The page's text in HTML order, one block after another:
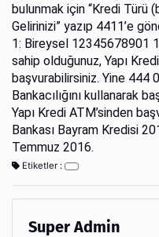
bulunmak için “Kredi Türü
Gelirinizi” yazıp 4411’e
1: Bireysel 12345678901
sahip olduğunuz, Yapı
başvurabilirsiniz. Yine 444
Bankacılığını kullanarak
Yapı Kredi ATM’sinden
Bankası Bayram Kredisi
Temmuz 2016.
Etiketler :
Super Admin